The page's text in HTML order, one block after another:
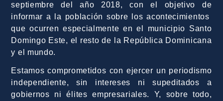
septiembre del año 2018, con el objetivo de
informar a la población sobre los acontecimientos
que ocurren especialmente en el municipio Santo
Domingo Este, el resto de la República Dominicana
y el mundo.
Estamos comprometidos con ejercer un periodismo
independiente, sin intereses ni supeditados a
gobiernos ni élites empresariales. Y, sobre todo,